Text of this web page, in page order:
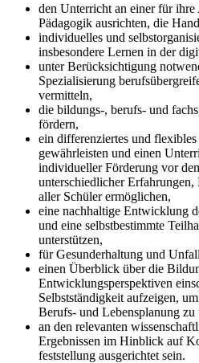
den Unterricht an einer für ihre
Pädagogik ausrichten, die
individuelles und
insbesondere Lernen in der
unter Berücksichtigung
Spezialisierung
vermitteln,
die bildungs-, berufs- und
fördern,
ein differenziertes und
gewährleisten und einen
individueller Förderung vor
unterschiedlicher
aller Schüler ermöglichen,
eine nachhaltige Entwicklung
und eine selbstbestimmte
unterstützen,
für Gesunderhaltung und
einen Überblick über die
Entwicklungsperspektiven
Selbstständigkeit aufzeigen,
Berufs- und Lebensplanung zu
an den relevanten
Ergebnissen im Hinblick auf
feststellung ausgerichtet sein.